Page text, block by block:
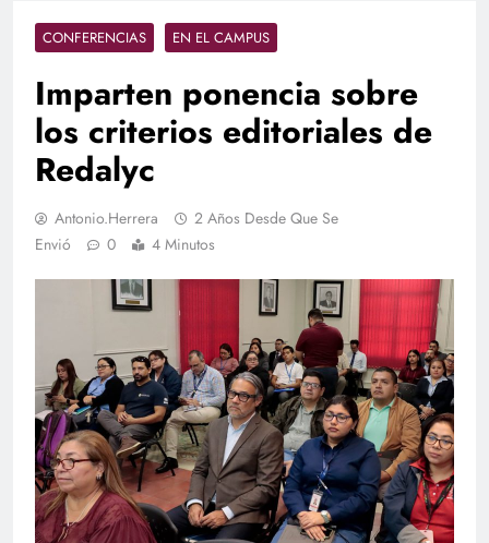
CONFERENCIAS EN EL CAMPUS
Imparten ponencia sobre
los criterios editoriales de
Redalyc
Antonio.herrera
2 Años Desde Que Se
Envió
0 4 Minutos